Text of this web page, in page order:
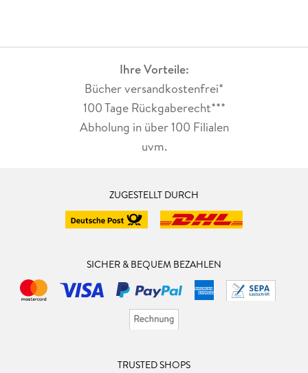
Ihre Vorteile:
Bücher versandkostenfrei*
100 Tage Rückgaberecht***
Abholung in über 100 Filialen
uvm.
ZUGESTELLT DURCH
SICHER & BEQUEM BEZAHLEN
TRUSTED SHOPS